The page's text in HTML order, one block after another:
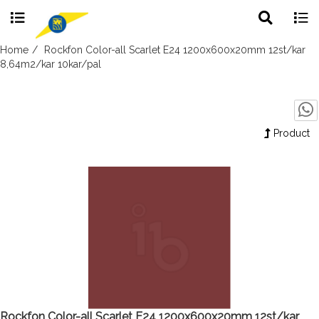
Skip
to
search
Home
Rockfon Color-all Scarlet E24 1200x600x20mm 12st/kar
8,64m2/kar 10kar/pal
Product